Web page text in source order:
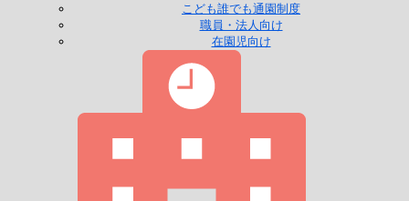
こども誰でも通園制度
職員・法人向け
在園児向け